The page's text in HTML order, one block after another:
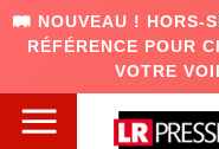
🛤️ NOUVEAU ! HORS-
RÉFÉRENCE POUR
VOTRE